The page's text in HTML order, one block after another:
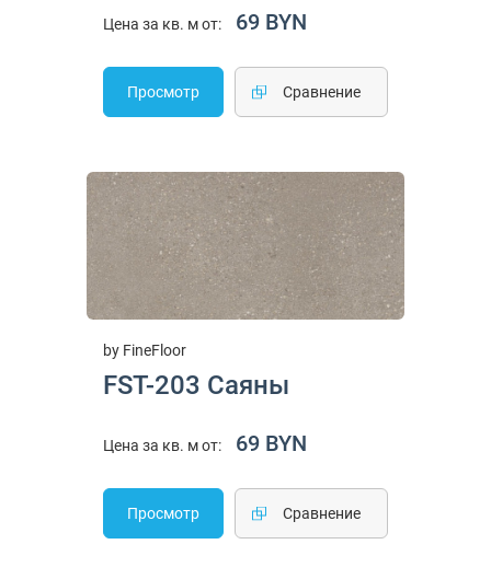
Цена за кв. м от: 69 BYN
Просмотр Cравнение
by FineFloor
FST-203 Саяны
Цена за кв. м от: 69 BYN
Просмотр Cравнение